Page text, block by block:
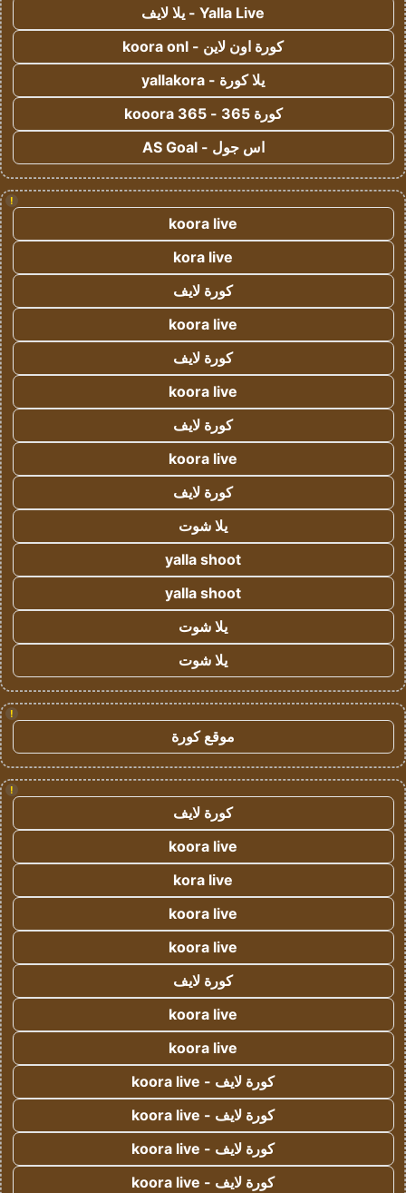
Yalla Live - يلا لايف
كورة اون لاين - koora onl
يلا كورة - yallakora
كورة 365 - kooora 365
اس جول - AS Goal
!
koora live
kora live
كورة لايف
koora live
كورة لايف
koora live
كورة لايف
koora live
كورة لايف
يلا شوت
yalla shoot
yalla shoot
يلا شوت
يلا شوت
!
موقع كورة
!
كورة لايف
koora live
kora live
koora live
koora live
كورة لايف
koora live
koora live
كورة لايف - koora live
كورة لايف - koora live
كورة لايف - koora live
كورة لايف - koora live